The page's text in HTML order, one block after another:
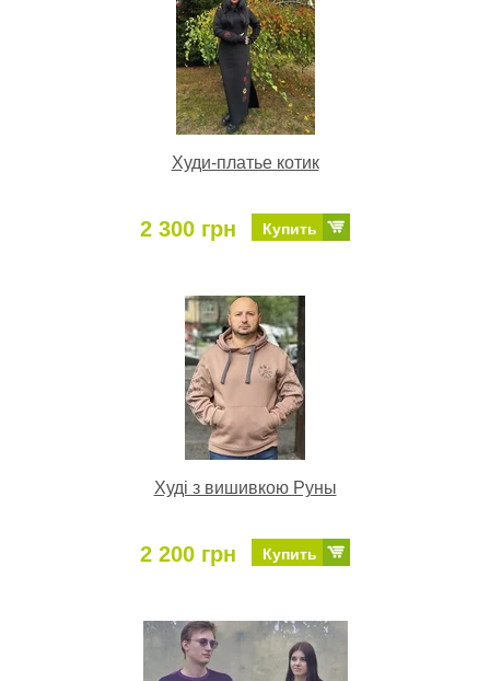
Худи-платье котик
2 300 грн Купить
Худі з вишивкою Руны
2 200 грн Купить